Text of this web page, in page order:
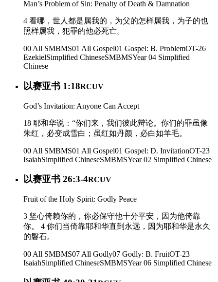
Man’s Problem of Sin: Penalty of Death & Damnation
4 看哪，世人都是属我的，为父的怎样属我，为子的也
照样属我，犯罪的他必死亡。
00 All SMBMS01 All Gospel01 Gospel: B. ProblemOT-26
EzekielSimplified ChineseSMBMSYear 04 Simplified
Chinese
以赛亚书 1:18RCUV
God’s Invitation: Anyone Can Accept
18 耶和华说：“你们来，我们彼此辩论。你们的罪虽像
朱红，必变成雪白；虽红如丹颜，必白如羊毛。
00 All SMBMS01 All Gospel01 Gospel: D. InvitationOT-23
IsaiahSimplified ChineseSMBMSYear 02 Simplified Chinese
以赛亚书 26:3-4RCUV
Fruit of the Holy Spirit: Godly Peace
3 坚心倚赖你的，你必保守他十分平安，因为他倚靠
你。 4 你们当倚靠耶和华直到永远，因为耶和华是永久
的磐石。
00 All SMBMS07 All Godly07 Godly: B. FruitOT-23
IsaiahSimplified ChineseSMBMSYear 06 Simplified Chinese